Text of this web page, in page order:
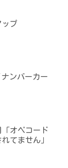
ップ
ンバーカー
オペコード
てません」